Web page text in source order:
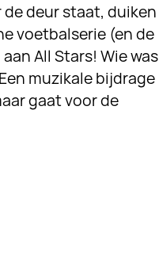
deur staat, duiken
voetbalserie (en de
All Stars! Wie was
muzikale bijdrage
gaat voor de